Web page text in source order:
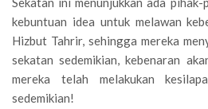
kebuntuan idea untuk melawan
Hizbut Tahrir, sehingga mereka
sekatan sedemikian, kebenaran
mereka telah melakukan
sedemikian!